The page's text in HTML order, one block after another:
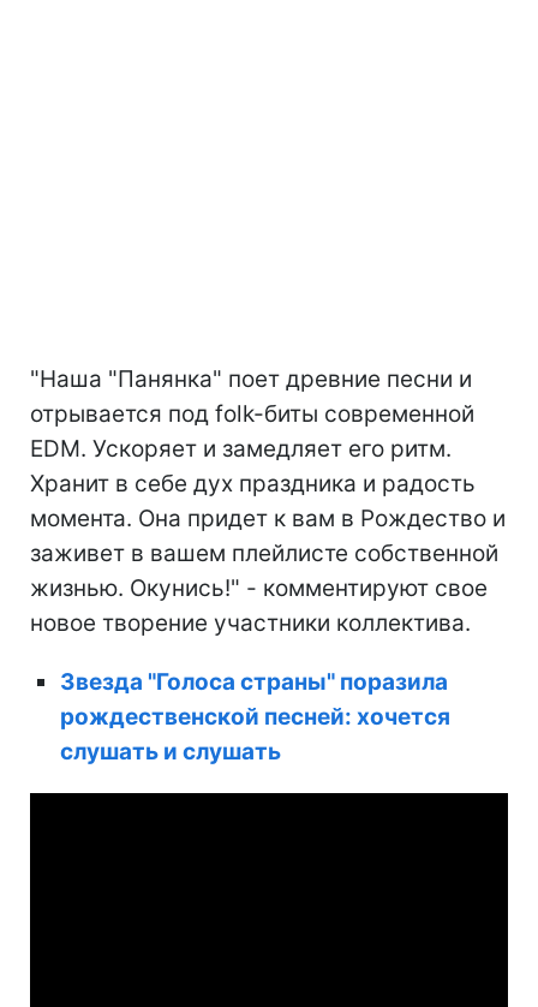
"Наша "Панянка" поет древние песни и
отрывается под folk-биты современной
EDM. Ускоряет и замедляет его ритм.
Хранит в себе дух праздника и радость
момента. Она придет к вам в Рождество и
заживет в вашем плейлисте собственной
жизнью. Окунись!" - комментируют свое
новое творение участники коллектива.
Звезда "Голоса страны" поразила
рождественской песней: хочется
слушать и слушать